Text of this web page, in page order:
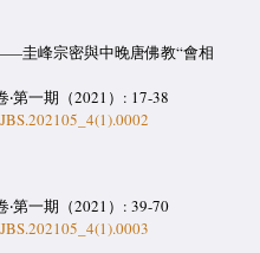
圭峰宗密與中晚唐佛教“會相
‧第一期（2021）: 17-38
‧第一期（2021）: 39-70